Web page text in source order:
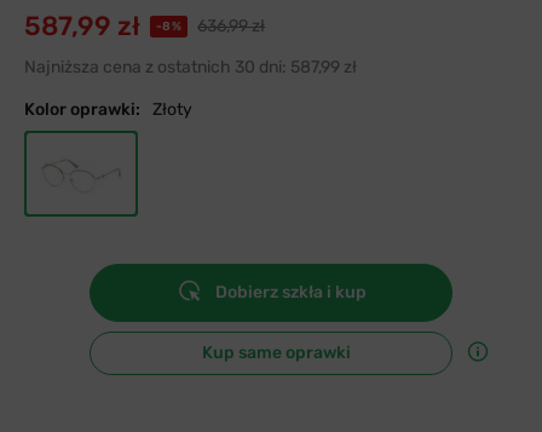
587,99 zł -8%
636,99 zł
Najniższa cena z ostatnich 30 dni: 587,99 zł
Kolor oprawki: Złoty
Dobierz szkła i kup
Kup same oprawki